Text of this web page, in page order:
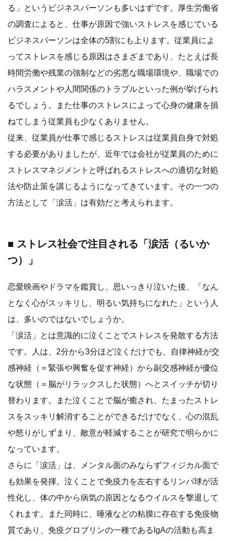
る」というビジネスパーソンも多いはずです。厚生労働省
の調査によると、仕事が原因で強いストレスを感じている
ビジネスパーソンは全体の5割にも上ります。従業員によ
ってストレスを感じる原因はさまざまであり、たとえば長
時間労働や残業の強制などの劣悪な職場環境や、職場での
ハラスメントや人間関係のトラブルといった例が挙げられ
るでしょう。また仕事のストレスによって心身の健康を損
ねてしまう従業員も少なくありません。
従来、従業員が仕事で感じるストレスは従業員自身で対処
する必要がありましたが、近年では会社が従業員のために
ストレスマネジメントと呼ばれるストレスへの適切な対処
法や防止策を講じるようになってきています。その一つの
方法として「涙活」は有効だと考えられます。
■ ストレス社会で注目される「涙活（るいか
つ）」
恋愛映画やドラマを鑑賞し、思いっきり泣いた後、「なん
となく心がスッキリし、明るい気持ちになれた」という人
は、多いのではないでしょうか。
「涙活」とは意識的に泣くことでストレスを発散する方法
です。人は、2分から3分ほど泣くだけでも、自律神経が交
感神経（＝緊張や興奮を促す神経）から副交感神経が優位
な状態（＝脳がリラックスした状態）へとスイッチが切り
替わります。また泣くことで脳が癒され、たまったストレ
スをスッキリ解消することができるだけでなく、心の混乱
や怒りがしずまり、敵意が軽減することが研究で明らかに
なっています。
さらに「涙活」は、メンタル面のみならずフィジカル面で
も効果を発揮。泣くことで免疫力を左右するリンパ球が活
性化し、体の中から病気の原因となるウイルスを撃退して
くれます。また同時に、唾液などの粘膜に存在する免疫物
質であり、免疫グロブリンの一種であるIgAの活動も高ま